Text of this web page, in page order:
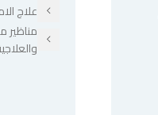
علاج